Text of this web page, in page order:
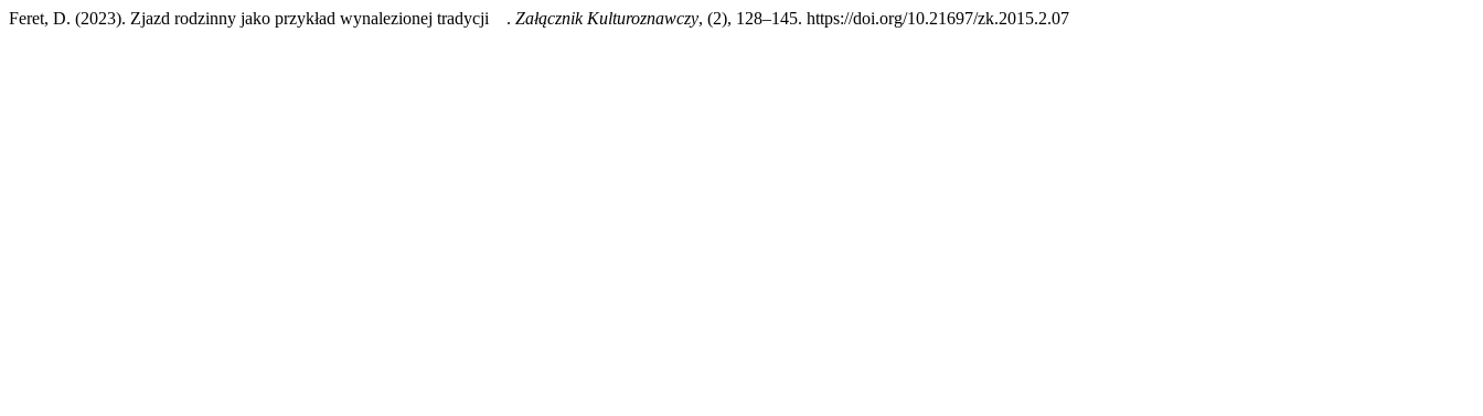
Feret, D. (2023). Zjazd rodzinny jako przykład wynalezionej tradycji . Załącznik Kulturoznawczy, (2), 128–145. https://doi.org/10.21697/zk.2015.2.07